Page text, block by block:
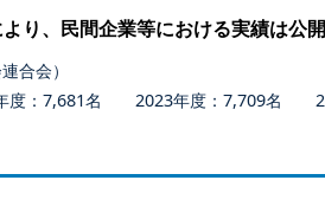
り、民間企業等における実績は公開
合会）
7,681名 2023年度：7,709名